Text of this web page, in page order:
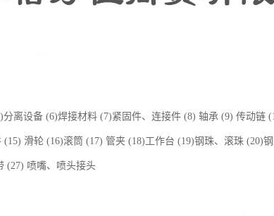
离设备 (6)焊接材料 (7)紧固件、连接件 (8) 轴承 (9) 传动链
滑轮 (16)滚筒 (17) 管夹 (18)工作台 (19)钢珠、滚珠 (20)
(27) 喷嘴、喷头接头